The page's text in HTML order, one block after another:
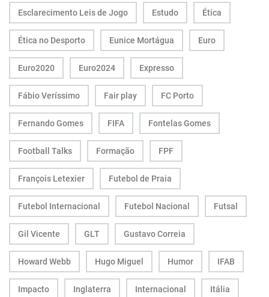
Esclarecimento Leis de Jogo Estudo Ética
Ética no Desporto Eunice Mortágua Euro
Euro2020 Euro2024 Expresso
Fábio Veríssimo Fair play FC Porto
Fernando Gomes FIFA Fontelas Gomes
Football Talks Formação FPF
François Letexier Futebol de Praia
Futebol Internacional Futebol Nacional Futsal
Gil Vicente GLT Gustavo Correia
Howard Webb Hugo Miguel Humor IFAB
Impacto Inglaterra Internacional Itália